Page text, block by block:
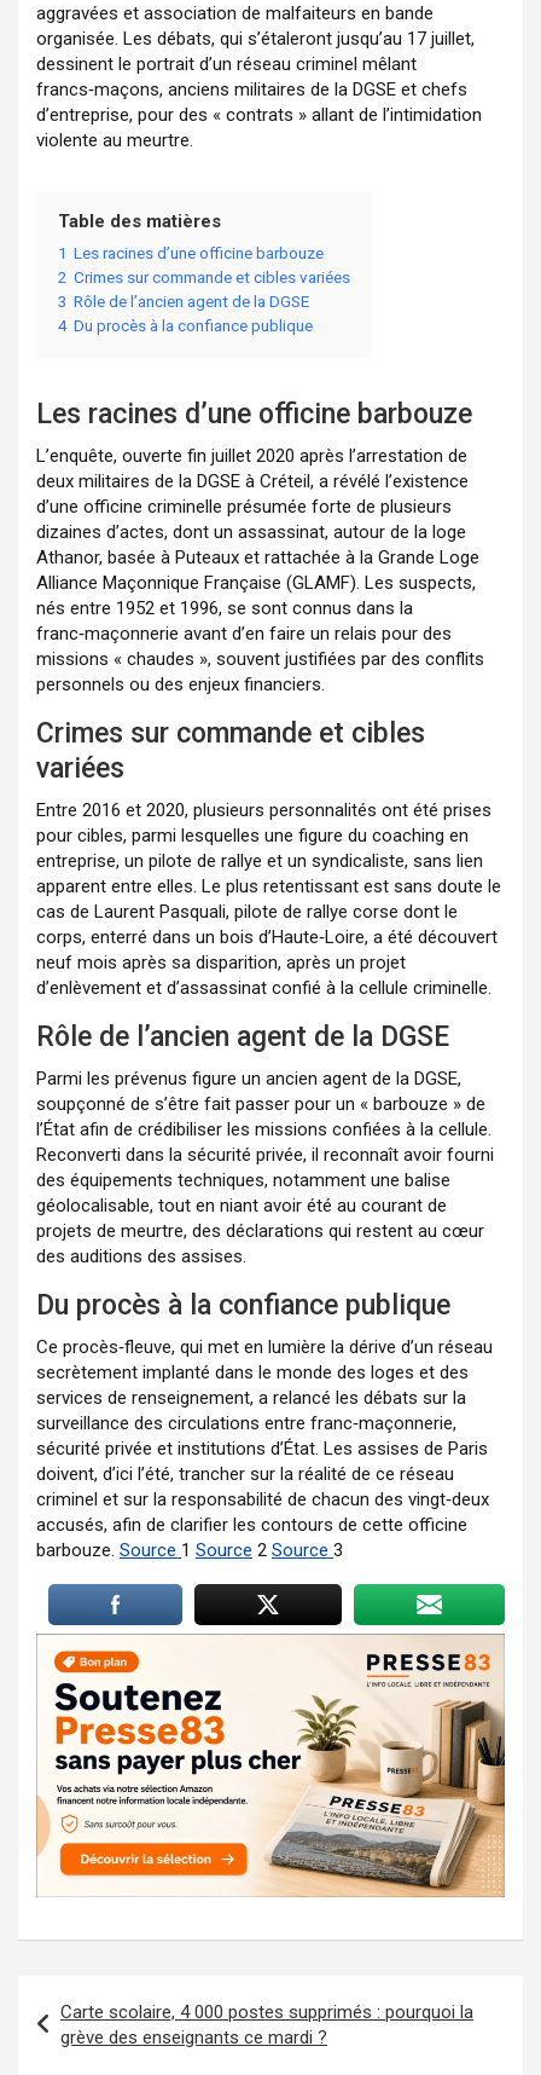
aggravées et association de malfaiteurs en bande
organisée. Les débats, qui s’étaleront jusqu’au 17 juillet,
dessinent le portrait d’un réseau criminel mêlant
francs‑maçons, anciens militaires de la DGSE et chefs
d’entreprise, pour des « contrats » allant de l’intimidation
violente au meurtre.
Table des matières
1 Les racines d’une officine barbouze
2 Crimes sur commande et cibles variées
3 Rôle de l’ancien agent de la DGSE
4 Du procès à la confiance publique
Les racines d’une officine barbouze
L’enquête, ouverte fin juillet 2020 après l’arrestation de
deux militaires de la DGSE à Créteil, a révélé l’existence
d’une officine criminelle présumée forte de plusieurs
dizaines d’actes, dont un assassinat, autour de la loge
Athanor, basée à Puteaux et rattachée à la Grande Loge
Alliance Maçonnique Française (GLAMF). Les suspects,
nés entre 1952 et 1996, se sont connus dans la
franc‑maçonnerie avant d’en faire un relais pour des
missions « chaudes », souvent justifiées par des conflits
personnels ou des enjeux financiers.
Crimes sur commande et cibles
variées
Entre 2016 et 2020, plusieurs personnalités ont été prises
pour cibles, parmi lesquelles une figure du coaching en
entreprise, un pilote de rallye et un syndicaliste, sans lien
apparent entre elles. Le plus retentissant est sans doute le
cas de Laurent Pasquali, pilote de rallye corse dont le
corps, enterré dans un bois d’Haute‑Loire, a été découvert
neuf mois après sa disparition, après un projet
d’enlèvement et d’assassinat confié à la cellule criminelle.
Rôle de l’ancien agent de la DGSE
Parmi les prévenus figure un ancien agent de la DGSE,
soupçonné de s’être fait passer pour un « barbouze » de
l’État afin de crédibiliser les missions confiées à la cellule.
Reconverti dans la sécurité privée, il reconnaît avoir fourni
des équipements techniques, notamment une balise
géolocalisable, tout en niant avoir été au courant de
projets de meurtre, des déclarations qui restent au cœur
des auditions des assises.
Du procès à la confiance publique
Ce procès‑fleuve, qui met en lumière la dérive d’un réseau
secrètement implanté dans le monde des loges et des
services de renseignement, a relancé les débats sur la
surveillance des circulations entre franc‑maçonnerie,
sécurité privée et institutions d’État. Les assises de Paris
doivent, d’ici l’été, trancher sur la réalité de ce réseau
criminel et sur la responsabilité de chacun des vingt‑deux
accusés, afin de clarifier les contours de cette officine
barbouze. Source 1 Source 2 Source 3
de
Carte scolaire, 4 000 postes supprimés : pourquoi la
grève des enseignants ce mardi ?